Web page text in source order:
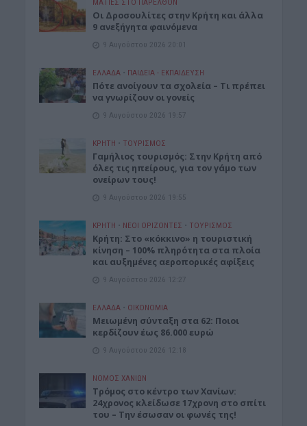
ΜΑΤΙΕΣ ΣΤΟ ΠΑΡΕΛΘΟΝ
Οι Δροσουλίτες στην Κρήτη και άλλα
9 ανεξήγητα φαινόμενα
9 Αυγούστου 2026 20:01
ΕΛΛΑΔΑ • ΠΑΙΔΕΙΑ - ΕΚΠΑΙΔΕΥΣΗ
Πότε ανοίγουν τα σχολεία – Τι πρέπει
να γνωρίζουν οι γονείς
9 Αυγούστου 2026 19:57
ΚΡΗΤΗ • ΤΟΥΡΙΣΜΟΣ
Γαμήλιος τουρισμός: Στην Κρήτη από
όλες τις ηπείρους, για τον γάμο των
ονείρων τους!
9 Αυγούστου 2026 19:55
ΚΡΗΤΗ • ΝΕΟΙ ΟΡΙΖΟΝΤΕΣ • ΤΟΥΡΙΣΜΟΣ
Κρήτη: Στο «κόκκινο» η τουριστική
κίνηση – 100% πληρότητα στα πλοία
και αυξημένες αεροπορικές αφίξεις
9 Αυγούστου 2026 12:27
ΕΛΛΑΔΑ • ΟΙΚΟΝΟΜΙΑ
Μειωμένη σύνταξη στα 62: Ποιοι
κερδίζουν έως 86.000 ευρώ
9 Αυγούστου 2026 12:18
ΝΟΜΌΣ ΧΑΝΊΩΝ
Τρόμος στο κέντρο των Χανίων:
24χρονος κλείδωσε 17χρονη στο σπίτι
του – Την έσωσαν οι φωνές της!